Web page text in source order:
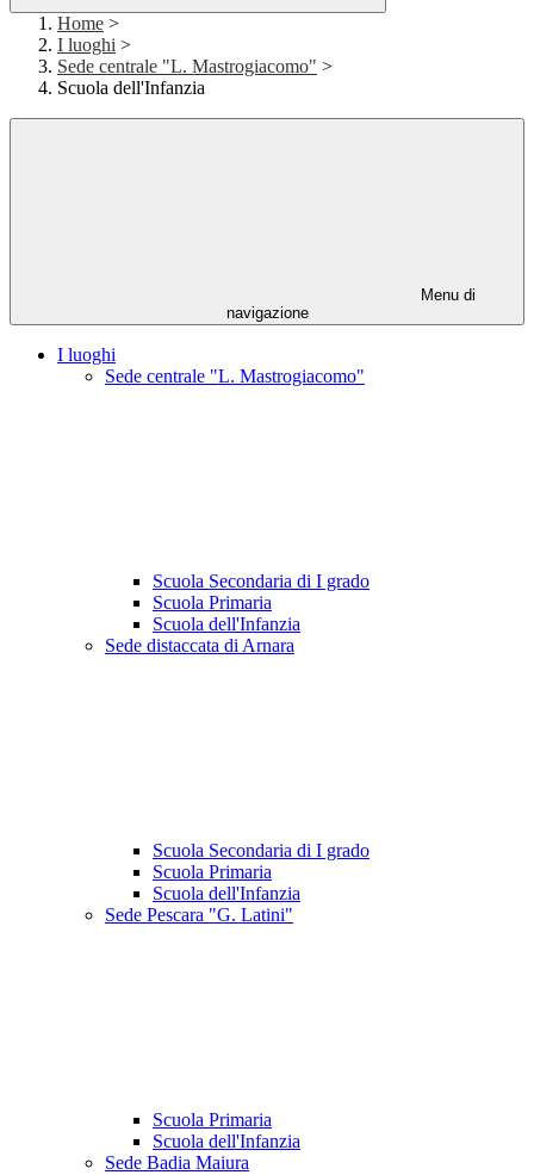
Home >
I luoghi >
Sede centrale "L. Mastrogiacomo" >
Scuola dell'Infanzia
Menu di
navigazione
I luoghi
Sede centrale "L. Mastrogiacomo"
Scuola Secondaria di I grado
Scuola Primaria
Scuola dell'Infanzia
Sede distaccata di Arnara
Scuola Secondaria di I grado
Scuola Primaria
Scuola dell'Infanzia
Sede Pescara "G. Latini"
Scuola Primaria
Scuola dell'Infanzia
Sede Badia Maiura